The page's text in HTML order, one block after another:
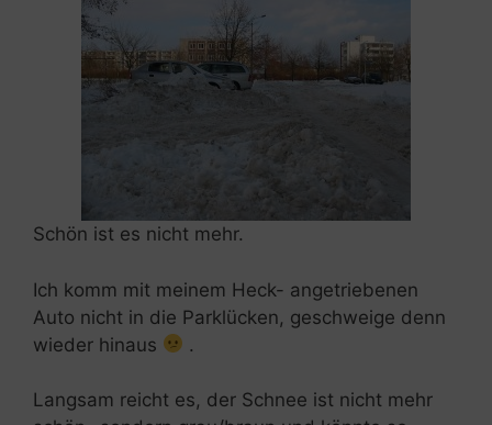
Schön ist es nicht mehr.
Ich komm mit meinem Heck- angetriebenen
Auto nicht in die Parklücken, geschweige denn
wieder hinaus
.
Langsam reicht es, der Schnee ist nicht mehr